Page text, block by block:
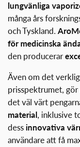
lungvänliga
många års
och Tyskland.
för medicinska
den producerar
Även om det
prisspektrumet,
det väl värt
material, inklusive
dess innovativa
användare att få